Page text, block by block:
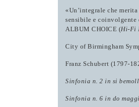
«Un’integrale che
sensibile e coinvolgente
ALBUM CHOICE (Hi-Fi
City of Birmingham
Franz Schubert (1797-
Sinfonia n. 2 in si
Sinfonia n. 6 in do